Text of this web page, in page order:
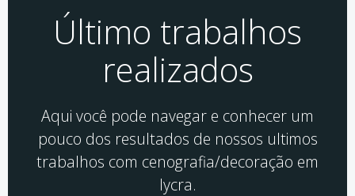
Último trabalhos
realizados
Aqui você pode navegar e conhecer um
pouco dos resultados de nossos ultimos
trabalhos com cenografia/decoração em
lycra.